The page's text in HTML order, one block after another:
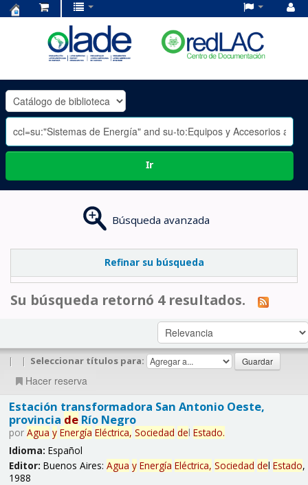
OLADE
-
Ir
Búsqueda avanzada
Refinar su búsqueda
Su búsqueda retornó 4 resultados.
| | Seleccionar títulos para:
Hacer reserva
Estación transformadora San Antonio Oeste,
provincia deRío Negro
por Agua y Energía Eléctrica, Sociedad del Estado.
Idioma: Español
Editor: Buenos Aires: Agua y Energía Eléctrica, Sociedad del Estado,
1988